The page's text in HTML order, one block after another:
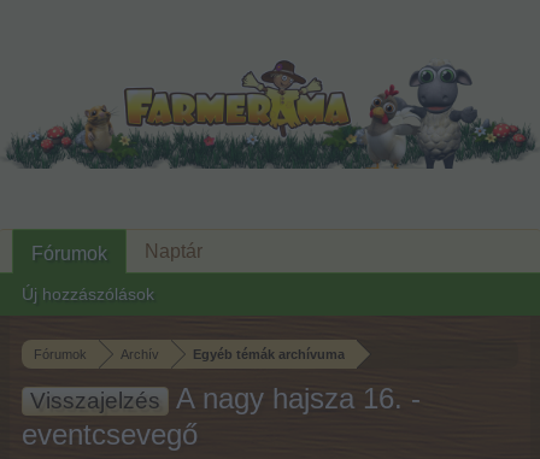
Fórumok Archív Egyéb témák archívuma
Visszajelzés
A nagy hajsza 16. -
eventcsevegő
Fórumok
Új hozzászólások
Naptár